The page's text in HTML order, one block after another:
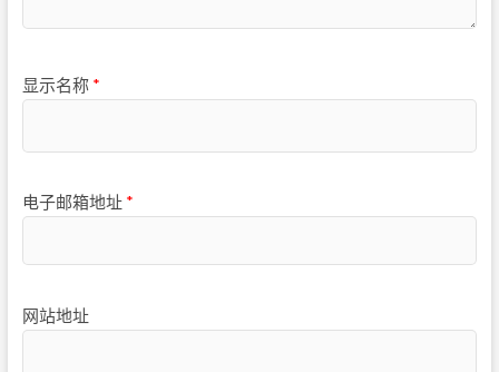
显示名称 *
电子邮箱地址 *
网站地址